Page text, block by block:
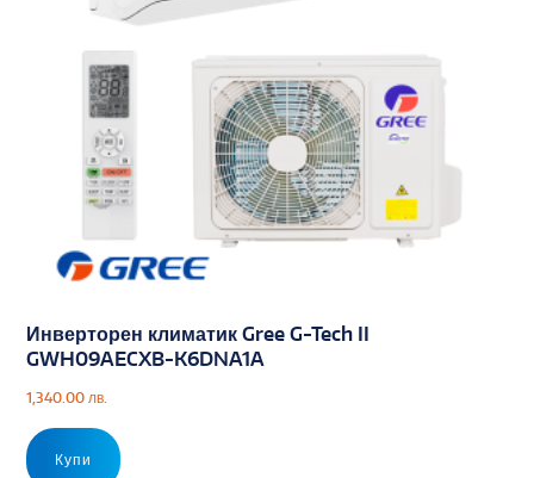
Инверторен климатик Gree G-Tech II
GWH09AECXB-K6DNA1A
1,340.00 лв.
Купи